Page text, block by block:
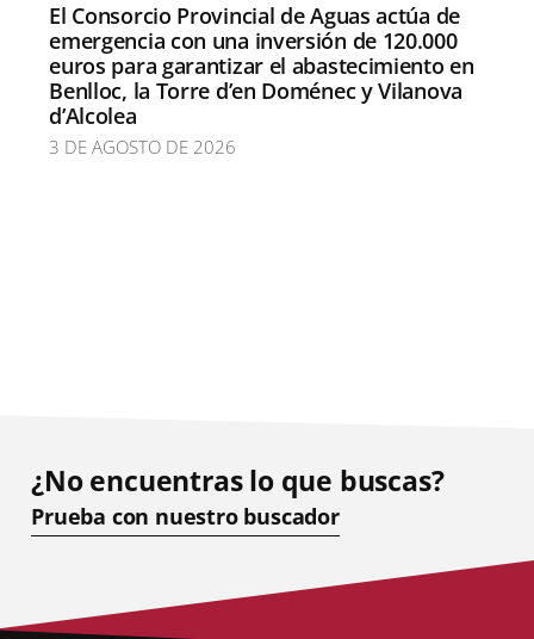
El Consorcio Provincial de Aguas actúa de
emergencia con una inversión de 120.000
euros para garantizar el abastecimiento en
Benlloc, la Torre d’en Doménec y Vilanova
d’Alcolea
3 DE AGOSTO DE 2026
¿No encuentras lo que buscas?
Prueba con nuestro buscador